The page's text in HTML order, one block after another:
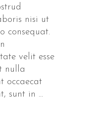
nisi ut
consequat.
velit esse
nulla
occaecat
sunt in